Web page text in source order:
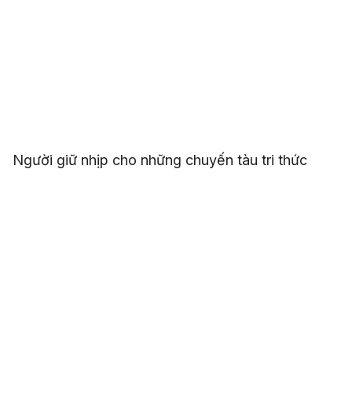
Người giữ nhịp cho những chuyến tàu tri thức